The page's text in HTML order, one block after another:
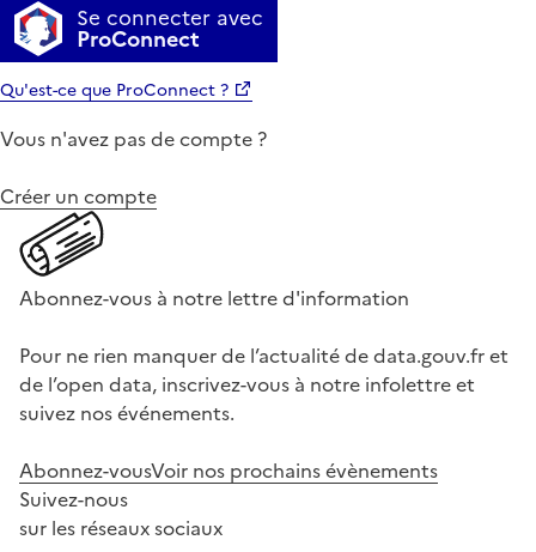
Se connecter avec
ProConnect
Qu'est-ce que ProConnect ?
Vous n'avez pas de compte ?
Créer un compte
Abonnez-vous à notre lettre d'information
Pour ne rien manquer de l’actualité de data.gouv.fr et
de l’open data, inscrivez-vous à notre infolettre et
suivez nos événements.
Abonnez-vousVoir nos prochains évènements
Suivez-nous
sur les réseaux sociaux